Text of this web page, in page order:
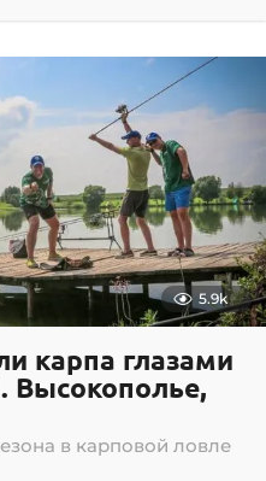
0
9
5.9k
карпа глазами
Высокополье,
в карповой ловле